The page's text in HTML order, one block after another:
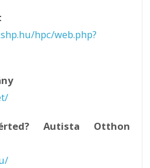
hpc/web.php?
Autista Otthon